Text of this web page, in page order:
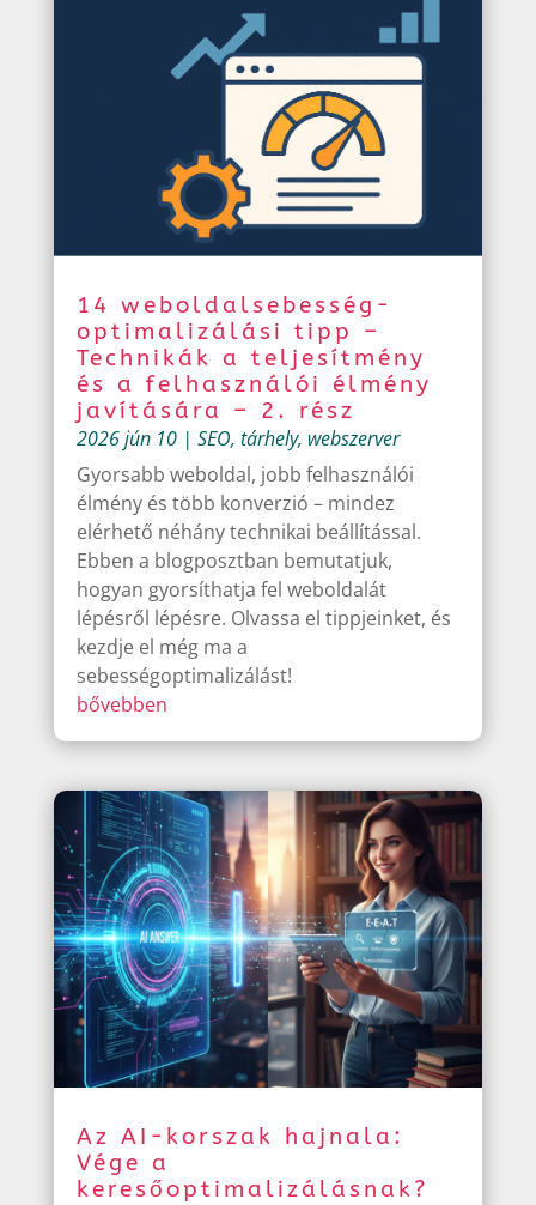
14 weboldalsebesség-
optimalizálási tipp –
Technikák a teljesítmény
és a felhasználói élmény
javítására – 2. rész
2026 jún 10| SEO, tárhely, webszerver
Gyorsabb weboldal, jobb felhasználói
élmény és több konverzió – mindez
elérhető néhány technikai beállítással.
Ebben a blogposztban bemutatjuk,
hogyan gyorsíthatja fel weboldalát
lépésről lépésre. Olvassa el tippjeinket, és
kezdje el még ma a
sebességoptimalizálást!
bővebben
Az AI-korszak hajnala:
Vége a
keresőoptimalizálásnak?